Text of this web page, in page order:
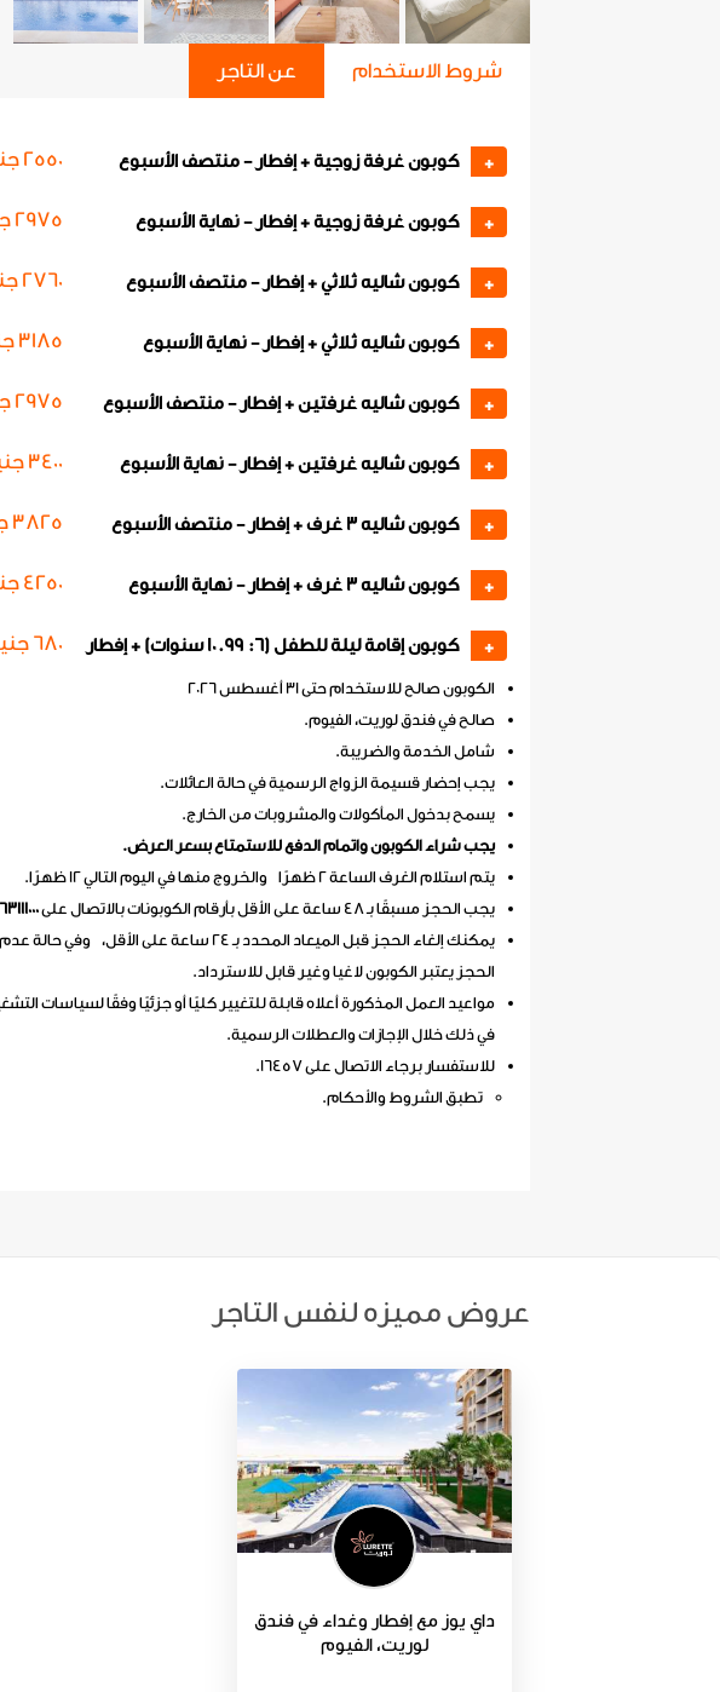
شروط الاستخدام عن التاجر
+ كوبون غرفة زوجية + إفطار - منتصف الأسبوع 2550 جنيه
+ كوبون غرفة زوجية + إفطار - نهاية الأسبوع 2975 جنيه
+ كوبون شاليه ثلاثي + إفطار - منتصف الأسبوع 2760 جنيه
+ كوبون شاليه ثلاثي + إفطار - نهاية الأسبوع 3185 جنيه
+ كوبون شاليه غرفتين + إفطار - منتصف الأسبوع 2975 جنيه
+ كوبون شاليه غرفتين + إفطار - نهاية الأسبوع 3400 جنيه
+ كوبون شاليه 3 غرف + إفطار - منتصف الأسبوع 3825 جنيه
+ كوبون شاليه 3 غرف + إفطار - نهاية الأسبوع 4250 جنيه
+ كوبون إقامة ليلة للطفل (6: 10.99 سنوات) + إفطار 680 جنيه
الكوبون صالح للاستخدام حتى 31 أغسطس 2026
صالح في فندق لوريت، الفيوم.
شامل الخدمة والضريبة.
يجب إحضار قسيمة الزواج الرسمية في حالة العائلات.
يسمح بدخول المأكولات والمشروبات من الخارج.
يجب شراء الكوبون واتمام الدفع للاستمتاع بسعر العرض.
يتم استلام الغرف الساعة 2 ظهرًا والخروج منها في اليوم التالي 12 ظهرًا.
يجب الحجز مسبقًا بـ 48 ساعة على الأقل بأرقام الكوبونات بالاتصال على
يمكنك إلغاء الحجز قبل الميعاد المحدد بـ 24 ساعة على
الحجز يعتبر الكوبون لاغيا وغير قابل للاسترداد.
مواعيد العمل المذكورة أعلاه قابلة للتغيير كليًا أو جزئيًا وفقًا لسياسات
في ذلك خلال الإجازات والعطلات الرسمية.
للاستفسار برجاء الاتصال على 16457.
تطبق الشروط والأحكام.​
عروض مميزه لنفس التاجر
داي يوز مع إفطار وغداء في فندق
لوريت، الفيوم